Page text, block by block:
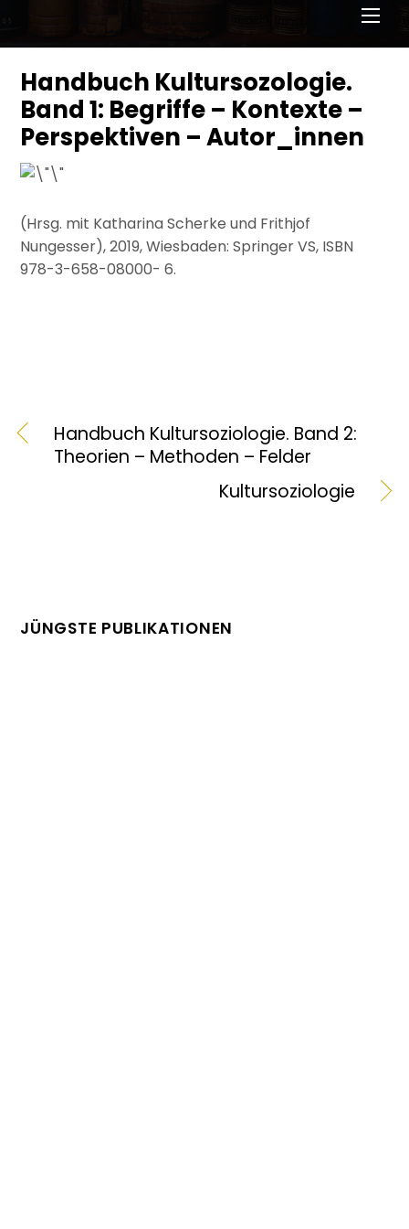
Handbuch Kultursozologie.
Band 1: Begriffe – Kontexte –
Perspektiven – Autor_innen
(Hrsg. mit Katharina Scherke und Frithjof
Nungesser), 2019, Wiesbaden: Springer VS, ISBN
978-3-658-08000- 6.
Handbuch Kultursoziologie. Band 2:
Theorien – Methoden – Felder
Kultursoziologie
JÜNGSTE PUBLIKATIONEN